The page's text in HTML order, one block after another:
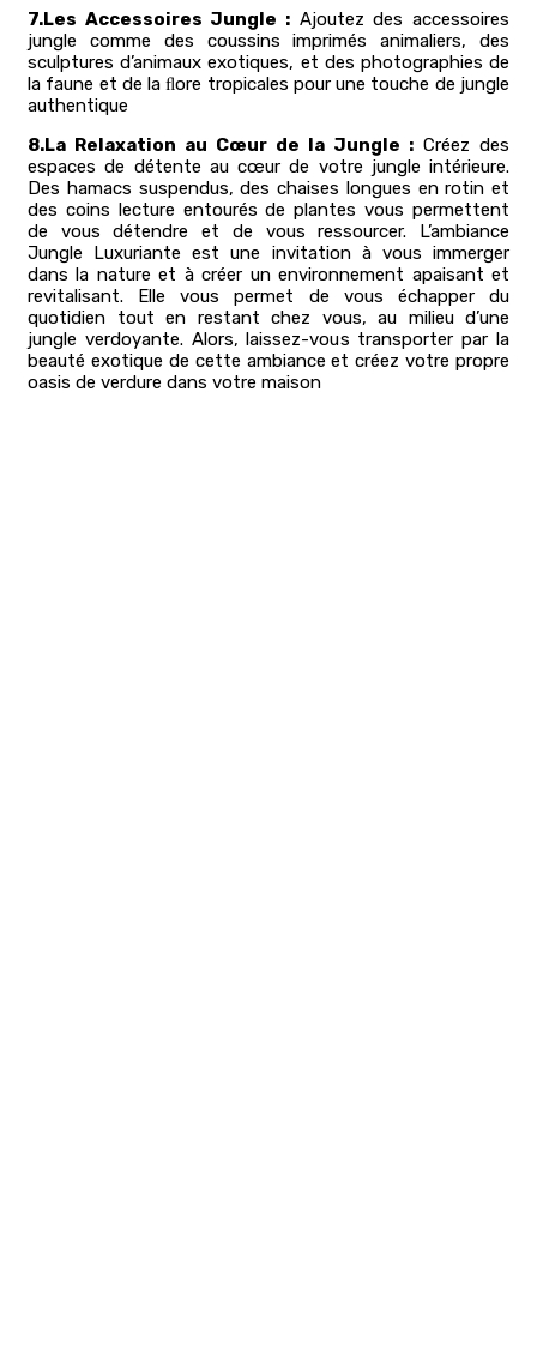
7.Les Accessoires Jungle : Ajoutez des accessoires
jungle comme des coussins imprimés animaliers, des
sculptures d’animaux exotiques, et des photographies de
la faune et de la ﬂore tropicales pour une touche de jungle
authentique
8.La Relaxation au Cœur de la Jungle : Créez des
espaces de détente au cœur de votre jungle intérieure.
Des hamacs suspendus, des chaises longues en rotin et
des coins lecture entourés de plantes vous permettent
de vous détendre et de vous ressourcer. L’ambiance
Jungle Luxuriante est une invitation à vous immerger
dans la nature et à créer un environnement apaisant et
revitalisant. Elle vous permet de vous échapper du
quotidien tout en restant chez vous, au milieu d’une
jungle verdoyante. Alors, laissez-vous transporter par la
beauté exotique de cette ambiance et créez votre propre
oasis de verdure dans votre maison